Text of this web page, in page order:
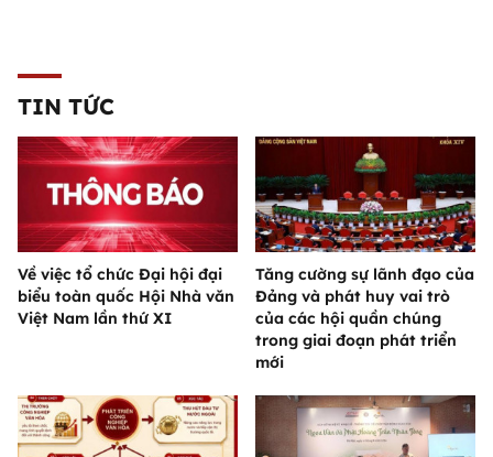
TIN TỨC
Về việc tổ chức Đại hội đại
biểu toàn quốc Hội Nhà văn
Việt Nam lần thứ XI
Tăng cường sự lãnh đạo của
Đảng và phát huy vai trò
của các hội quần chúng
trong giai đoạn phát triển
mới